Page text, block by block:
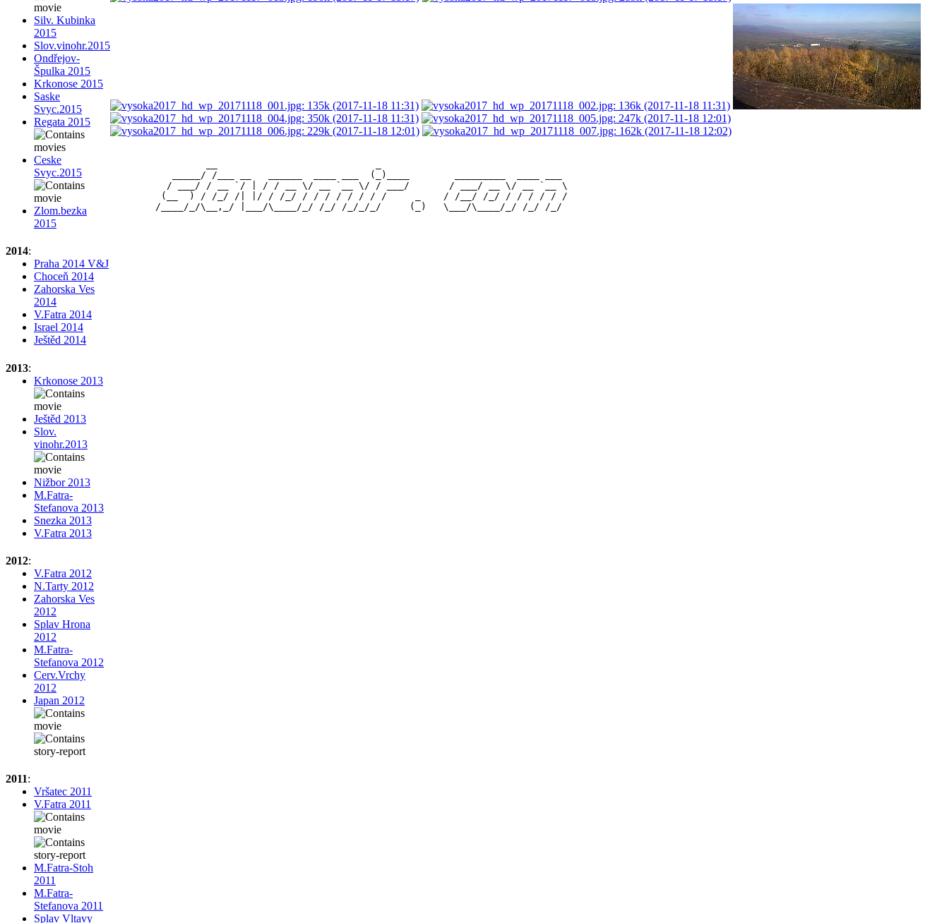
Silv. Kubinka
2015
Slov.vinohr.2015
Ondřejov-
Špulka 2015
Krkonose 2015
Saske
Svyc.2015
Regata 2015
Ceske
Svyc.2015
Zlom.bezka
2015
2014:
Praha 2014 V&J
Choceň 2014
Zahorska Ves
2014
V.Fatra 2014
Israel 2014
Ještěd 2014
2013:
Krkonose 2013
Ještěd 2013
Slov.
vinohr.2013
Nižbor 2013
M.Fatra-
Stefanova 2013
Snezka 2013
V.Fatra 2013
2012:
V.Fatra 2012
N.Tarty 2012
Zahorska Ves
2012
Splav Hrona
2012
M.Fatra-
Stefanova 2012
Cerv.Vrchy
2012
Japan 2012
2011:
Vršatec 2011
V.Fatra 2011
M.Fatra-Stoh
2011
M.Fatra-
Stefanova 2011
Splav Vltavy
           _____/ /___ __   ______  ____ ___  (_)____        _________  ____ ___
          / ___/ / __ `/ | / / __ \/ __ `__ \/ / ___/       / ___/ __ \/ __ `__ \
         (__  ) / /_/ /| |/ / /_/ / / / / / / / /     _    / /__/ /_/ / / / / / /